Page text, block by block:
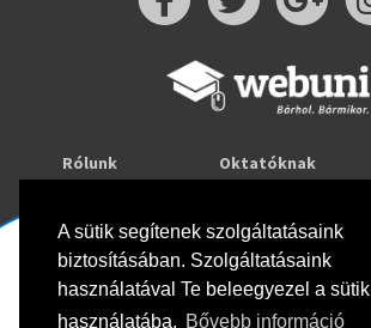
A sütik segítenek szolgáltatásaink
biztosításában. Szolgáltatásaink
használatával Te beleegyezel a sütik
használatába. Bővebb információ
Rólunk
Oktatóknak
Webuni Stúdió
Info
Adatkezelési tájékoztató
ÁSZF